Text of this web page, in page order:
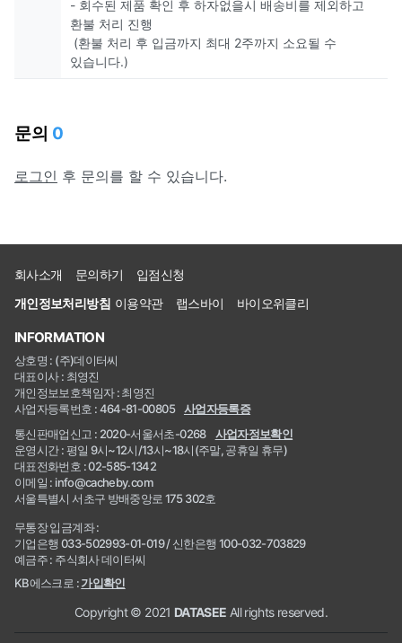
- 회수된 제품 확인 후 하자없을시 배송비를 제외하고
환불 처리 진행
(환불 처리 후 입금까지 최대 2주까지 소요될 수
있습니다.)
문의 0
로그인 후 문의를 할 수 있습니다.
회사소개 문의하기
입점신청
개인정보처리방침 이용약관 랩스바이 바이오위클리
INFORMATION
상호명 : (주)데이터씨
대표이사 : 최영진
개인정보보호책임자 : 최영진
사업자등록번호 : 464-81-00805
사업자등록증
통신판매업신고 : 2020-서울서초-0268
사업자정보확인
운영시간 : 평일 9시~12시/13시~18시(주말, 공휴일 휴무)
대표전화번호 : 02-585-1342
이메일 : info@cacheby.com
서울특별시 서초구 방배중앙로 175 302호
무통장 입금계좌 :
기업은행 033-502993-01-019 / 신한은행 100-032-703829
예금주 : 주식회사 데이터씨
KB에스크로 :가입확인
Copyright © 2021 DATASEE All rights reserved.